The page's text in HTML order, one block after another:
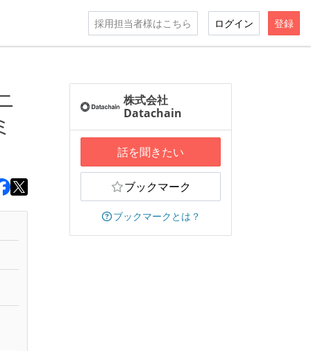
採用担当者様はこちら ログイン 登録
株式会社
Datachain
話を聞きたい
ブックマーク
ブックマークとは？